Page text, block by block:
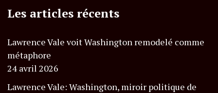
Les articles récents
Lawrence Vale voit Washington remodelé comme
métaphore
24 avril 2026
Lawrence Vale: Washington, miroir politique de